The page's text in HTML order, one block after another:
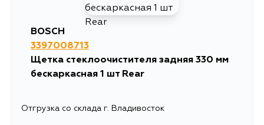
BOSCH
3397008713
Щетка стеклоочистителя задняя 330 мм
бескаркасная 1 шт Rear
Отгрузка со склада г. Владивосток